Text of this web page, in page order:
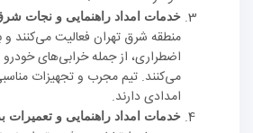
خدمات امداد راهنمایی و نجات
منطقه شرق تهران فعالیت می‌کنند و
اضطراری، از جمله خرابی‌های
می‌کنند. تیم مجرب و تجهیزات
امدادی دارند.
خدمات امداد راهنمایی و تعمیرات